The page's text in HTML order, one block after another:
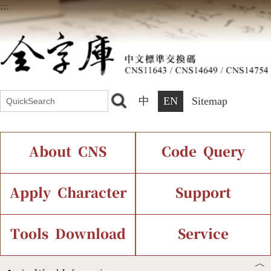
:::
中 EN Sitemap
About CNS
Introduction Current Status
Chinese Code Status
Code Query
IDS Query
Components Query
Apply Character
Application Process
Support
Font Instant Display
Tools Download Service
︿